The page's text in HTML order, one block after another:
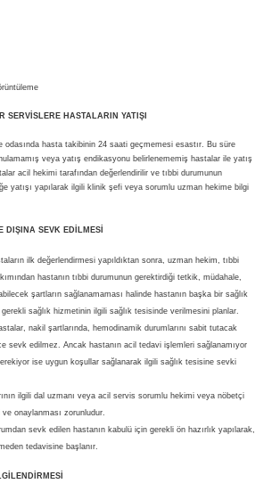
SERVİSLERE HASTALARIN YATIŞI
odasında hasta takibinin 24 saati geçmemesi esastır. Bu süre
veya yatış endikasyonu belirlenememiş hastalar ile yatış
acil hekimi tarafından değerlendirilir ve tıbbi durumunun
yatışı yapılarak ilgili klinik şefi veya sorumlu uzman hekime bilgi
DIŞINA SEVK EDİLMESİ
ilk değerlendirmesi yapıldıktan sonra, uzman hekim, tıbbi
hastanın tıbbi durumunun gerektirdiği tetkik, müdahale,
şartların sağlanamaması halinde hastanın başka bir sağlık
sağlık hizmetinin ilgili sağlık tesisinde verilmesini planlar.
nakil şartlarında, hemodinamik durumlarını sabit tutacak
sevk edilmez. Ancak hastanın acil tedavi işlemleri sağlanamıyor
ise uygun koşullar sağlanarak ilgili sağlık tesisine sevki
ilgili dal uzmanı veya acil servis sorumlu hekimi veya nöbetçi
onaylanması zorunludur.
sevk edilen hastanın kabulü için gerekli ön hazırlık yapılarak,
tedavisine başlanır.